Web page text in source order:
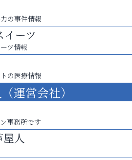
の事件情報
ーツ
ツ情報
の医療情報
運営会社）
事務所です
人